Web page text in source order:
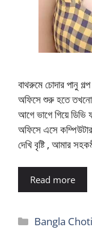
বাথরুমে চোদার পানু
অফিসে শুরু হতে তখনো
আগে ভাগে গিয়ে
অফিসে এসে
দেখি বৃষ্টি , আমার
Read more
Categories
Bangla